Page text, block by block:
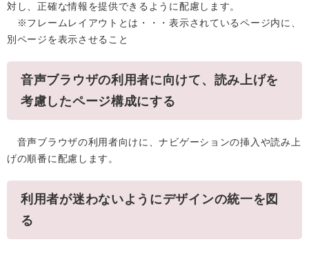
対し、正確な情報を提供できるように配慮します。
※フレームレイアウトとは・・・表示されているページ内に、
別ページを表示させること
音声ブラウザの利用者に向けて、読み上げを
考慮したページ構成にする
音声ブラウザの利用者向けに、ナビゲーションの挿入や読み上
げの順番に配慮します。
利用者が迷わないようにデザインの統一を図
る